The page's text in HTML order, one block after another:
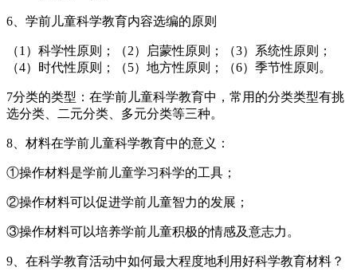
6、学前儿童科学教育内容选编的原则
（1）科学性原则；（2）启蒙性原则；（3）系统性原则；
（4）时代性原则；（5）地方性原则；（6）季节性原则。
7分类的类型：在学前儿童科学教育中，常用的分类类型有挑
选分类、二元分类、多元分类等三种。
8、材料在学前儿童科学教育中的意义：
①操作材料是学前儿童学习科学的工具；
②操作材料可以促进学前儿童智力的发展；
③操作材料可以培养学前儿童积极的情感及意志力。
9、在科学教育活动中如何最大程度地利用好科学教育材料？